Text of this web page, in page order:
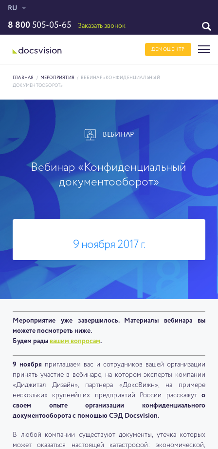
RU
8 800 505-05-65 Заказать звонок
ДЕМОЦЕНТР
ГЛАВНАЯ / МЕРОПРИЯТИЯ /
ВЕБИНАР «КОНФИДЕНЦИАЛЬНЫЙ
ДОКУМЕНТООБОРОТ»
ВЕБИНАР
Вебинар «Конфиденциальный
документооборот»
9 ноября 2017 г.
Мероприятие уже завершилось. Материалы вебинара вы
можете посмотреть ниже.
Будем рады вашим вопросам.
9 ноября приглашаем вас и сотрудников вашей организации
принять участие в вебинаре, на котором эксперты компании
«Диджитал Дизайн», партнера «ДоксВижн», на примере
нескольких крупнейших предприятий России расскажут о
своем опыте организации конфиденциального
документооборота с помощью СЭД Docsvision.
В любой компании существуют документы, утечка которых
может оказаться настоящей катастрофой: экономической,